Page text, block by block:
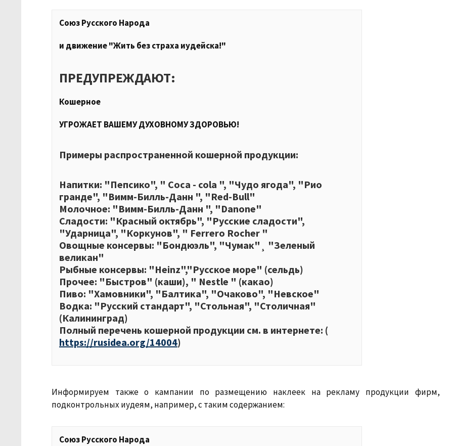
Союз Русского Народа
и движение "Жить без страха иудейска!"
ПРЕДУПРЕЖДАЮТ:
Кошерное
УГРОЖАЕТ ВАШЕМУ ДУХОВНОМУ ЗДОРОВЬЮ!
Примеры распространенной кошерной продукции:
Напитки: "Пепсико", " Coca - cola ", "Чудо ягода", "Рио
гранде", "Вимм-Билль-Данн ", "Red-Bull"
Молочное: "Вимм-Билль-Данн ", "Danone"
Сладости: "Красный октябрь", "Русские сладости",
"Ударница", "Коркунов", " Ferrero Rocher "
Овощные консервы: "Бондюэль", "Чумак"¸ "Зеленый
великан"
Рыбные консервы: "Hеinz","Русское море" (сельдь)
Прочее: "Быстров" (каши), " Nestle " (какао)
Пиво: "Хамовники", "Балтика", "Очаково", "Невское"
Водка: "Русский стандарт", "Стольная", "Столичная"
(Калининград)
Полный перечень кошерной продукции см. в интернете: (
https://rusidea.org/14004)
Информируем также о кампании по размещению наклеек на рекламу продукции фирм,
подконтрольных иудеям, например, с таким содержанием:
Союз Русского Народа